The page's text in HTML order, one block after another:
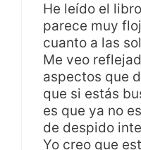
He leído el
parece muy
cuanto a las
Me veo
aspectos que
que si estás
es que ya no
de despido
Yo creo que